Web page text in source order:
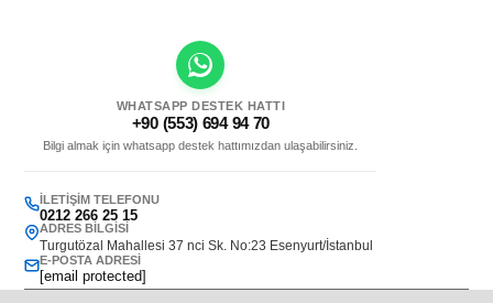
WHATSAPP DESTEK HATTI
+90 (553) 694 94 70
Bilgi almak için whatsapp destek hattımızdan ulaşabilirsiniz.
İLETIŞIM TELEFONU
0212 266 25 15
ADRES BILGISI
Turgutözal Mahallesi 37 nci Sk. No:23 Esenyurt/İstanbul
E-POSTA ADRESI
[email protected]